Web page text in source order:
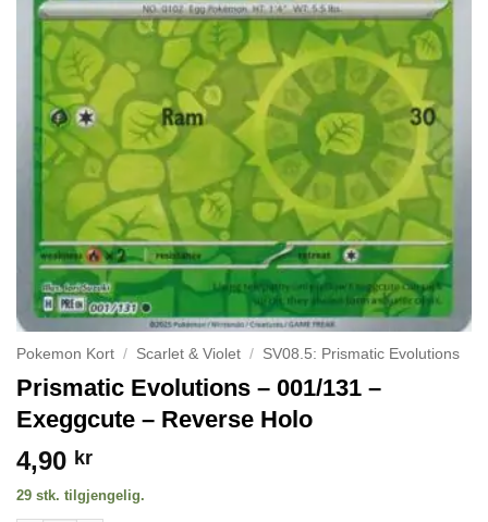
Pokemon Kort / Scarlet & Violet / SV08.5: Prismatic Evolutions
Prismatic Evolutions – 001/131 –
Exeggcute – Reverse Holo
4,90 kr
29 stk. tilgjengelig.